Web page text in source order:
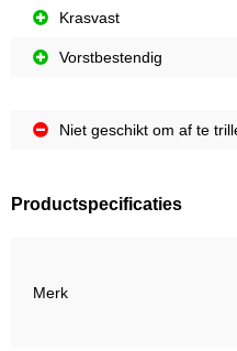
Krasvast
Vorstbestendig
Niet geschikt om af te
Productspecificaties
Merk